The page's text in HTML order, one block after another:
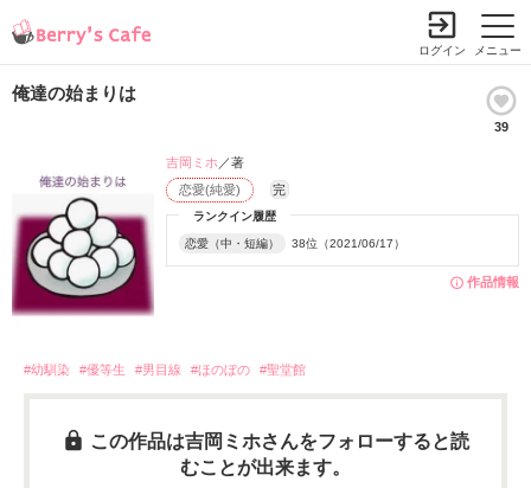
メニュー
ログイン
俺達の始まりは
39
作品情報
ランクイン履歴
恋愛（中・短編） 38位（2021/06/17）
恋愛(純愛) 完
吉岡ミホ ／著
#幼馴染 #優等生 #男目線 #ほのぼの #聖堂館
この作品は吉岡ミホさんをフォローすると読
むことが出来ます。